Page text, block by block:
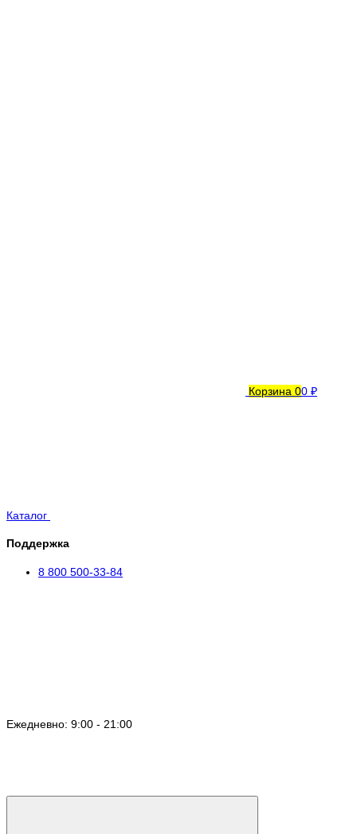
Корзина 00 ₽
Каталог
Поддержка
8 800 500-33-84
Ежедневно: 9:00 - 21:00